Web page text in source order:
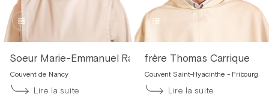
Soeur Marie-Emmanuel Raffenel
Couvent de Nancy
Lire la suite
frère Thomas Carrique
Couvent Saint-Hyacinthe - Fribourg
Lire la suite